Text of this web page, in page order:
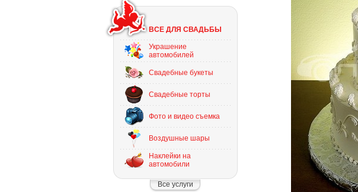
ВСЕ ДЛЯ СВАДЬБЫ
Украшение
автомобилей
Свадебные букеты
Свадебные торты
Фото и видео съемка
Воздушные шары
Наклейки на
автомобили
Все услуги